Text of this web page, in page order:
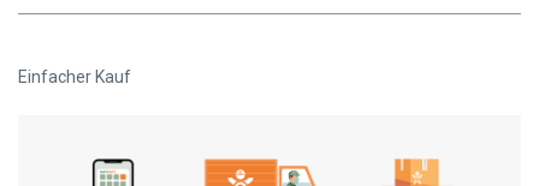
verringern: erhöhen:
Einfacher Kauf